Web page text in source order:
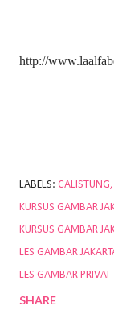
http://
LABELS: CALISTUNG
KURSUS GAMBAR
KURSUS GAMBAR
LES GAMBAR
LES GAMBAR PRIVAT
SHARE